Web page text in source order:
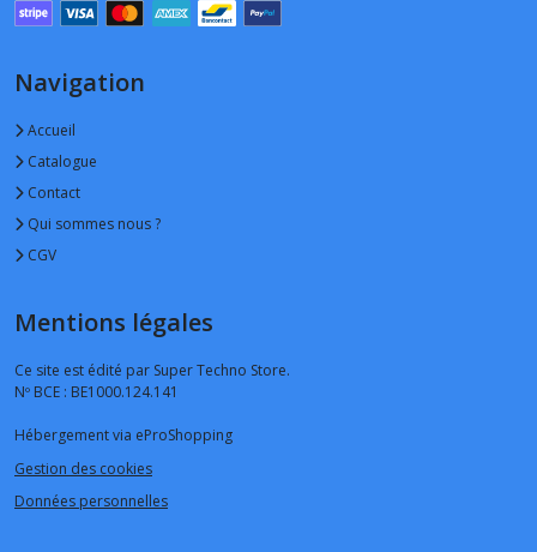
Navigation
Accueil
Catalogue
Contact
Qui sommes nous ?
CGV
Mentions légales
Ce site est édité par Super Techno Store.
Nº BCE : BE1000.124.141
Hébergement via eProShopping
Gestion des cookies
Données personnelles